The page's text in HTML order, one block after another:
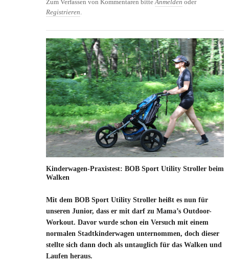
Zum Verfassen von Kommentaren bitteAnmelden oder
Registrieren.
Kinderwagen-Praxistest: BOB Sport Utility Stroller beim
Walken
Mit dem BOB Sport Utility Stroller heißt es nun für
unseren Junior, dass er mit darf zu Mama’s Outdoor-
Workout. Davor wurde schon ein Versuch mit einem
normalen Stadtkinderwagen unternommen, doch dieser
stellte sich dann doch als untauglich für das Walken und
Laufen heraus.